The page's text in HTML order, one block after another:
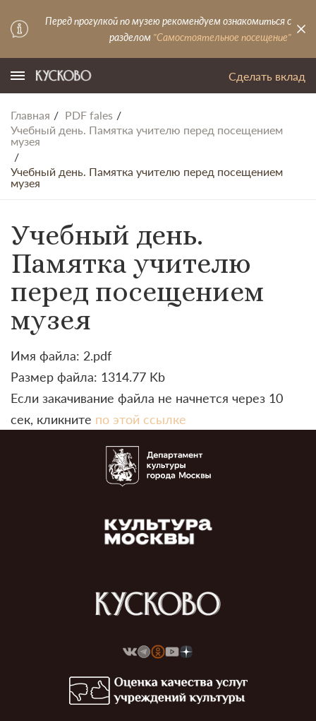
Перед прогулкой по музею рекомендуем ознакомиться с
разделом "Самостоятельное посещение"
Сделать вклад
Главная
PDF fales
Учебный день. Памятка учителю перед посещением
музея
Учебный день. Памятка учителю перед посещением
музея
Учебный день.
Памятка учителю
перед посещением
музея
Имя файла: 2.pdf
Размер файла: 1314.77 Kb
Если закачивание файла не начнется через 10
сек, кликните по этой ссылке